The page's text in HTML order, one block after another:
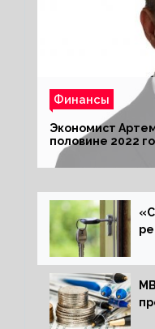
Финансы
Экономист
половине 2022
комфортный курс